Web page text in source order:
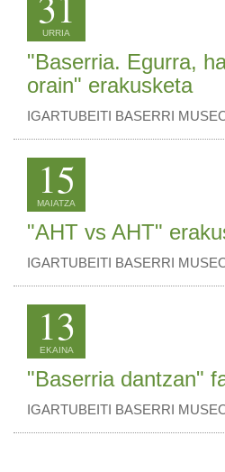
URRIA
"Baserria. Egurra,
orain" erakusketa
IGARTUBEITI BASERRI
15
MAIATZA
"AHT vs AHT"
IGARTUBEITI BASERRI
13
EKAINA
"Baserria dantzan"
IGARTUBEITI BASERRI